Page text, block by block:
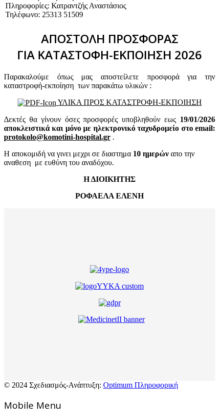
Πληροφορίες: Κατραντζής Αναστάσιος
Τηλέφωνο: 25313 51509
ΑΠΟΣΤΟΛΗ ΠΡΟΣΦΟΡΑΣ
ΓΙΑ ΚΑΤΑΣΤΟΦΗ-ΕΚΠΟΙΗΣΗ 2026
Παρακαλούμε όπως μας αποστείλετε προσφορά για την
καταστροφή-εκποίηση των παρακάτω υλικών :
ΥΛΙΚΑ ΠΡΟΣ ΚΑΤΑΣΤΡΟΦΗ-ΕΚΠΟΙΗΣΗ
Δεκτές θα γίνουν όσες προσφορές υποβληθούν εως 19/01/2026
αποκλειστικά και μόνο με ηλεκτρονικό ταχυδρομείο στο email:
protokolo@komotini-hospital.gr .
Η αποκομιδή να γινει μεχρι σε διαστημα 10 ημερών απο την
αναθεση με ευθύνη του αναδόχου.
Η ΔΙΟΙΚΗΤΗΣ
ΡΟΦΑΕΛΑ ΕΛΕΝΗ
© 2024 Σχεδιασμός-Ανάπτυξη: Optimum Πληροφορική
Mοbile Menu